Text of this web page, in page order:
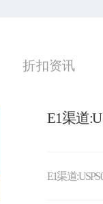
折扣资讯
E1渠道
E1渠道